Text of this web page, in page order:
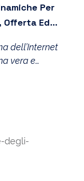
Per
Offerta Ed
dell’Internet
vera e
dell’ICT,
e
la
player e